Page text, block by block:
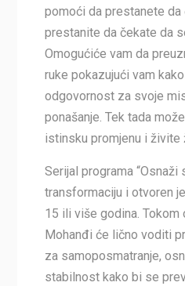
pomoći da prestanete da
prestanite da čekate da
Omogućiće vam da
ruke pokazujući vam
odgovornost za svoje
ponašanje. Tek tada
istinsku promjenu i
Serijal programa “Osnaži
transformaciju i otvoren
15 ili više godina. Tokom
Mohanđi će lično voditi
za samoposmatranje,
stabilnost kako bi se